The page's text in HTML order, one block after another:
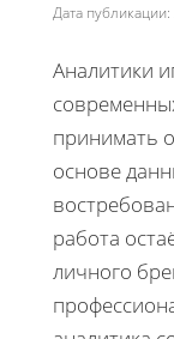
Дата
Аналитики
принимать
основе
работа
личного